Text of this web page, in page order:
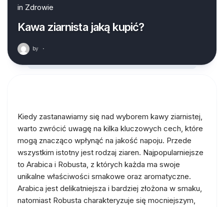
in Zdrowie
Kawa ziarnista jaką kupić?
by ·
Kiedy zastanawiamy się nad wyborem kawy ziarnistej,
warto zwrócić uwagę na kilka kluczowych cech, które
mogą znacząco wpłynąć na jakość napoju. Przede
wszystkim istotny jest rodzaj ziaren. Najpopularniejsze
to Arabica i Robusta, z których każda ma swoje
unikalne właściwości smakowe oraz aromatyczne.
Arabica jest delikatniejsza i bardziej złożona w smaku,
natomiast Robusta charakteryzuje się mocniejszym,